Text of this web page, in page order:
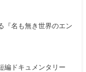
『名も無き世界のエン
編ドキュメンタリー